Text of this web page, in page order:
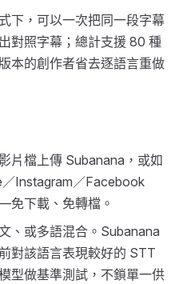
下，可以一次把同一段字幕
對照字幕；總計支援 80 種
本的創作者省去逐語言重做
片檔上傳 Subanana，或如
Instagram／Facebook
免下載、免轉檔。
、或多語混合。Subanana
對該語言表現較好的 STT
型做基準測試，不鎖單一供